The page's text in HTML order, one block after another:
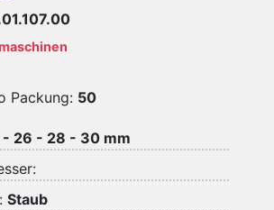
Packung: 50
- 26 - 28 - 30 mm
Staub